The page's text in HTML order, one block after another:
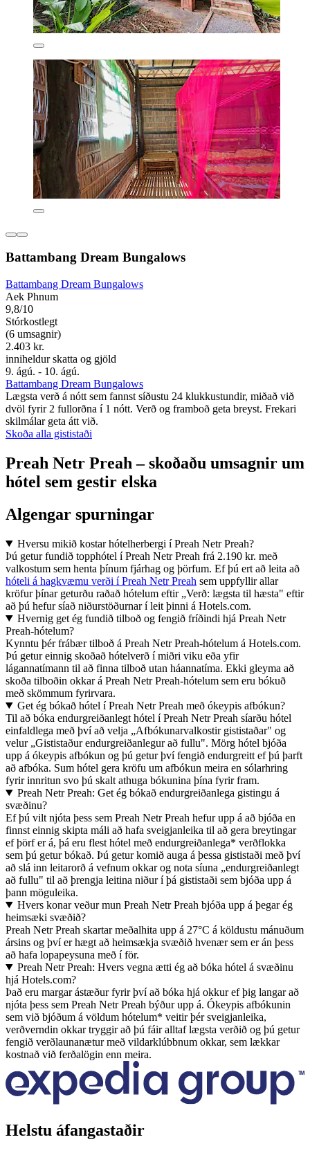
Battambang Dream Bungalows
Battambang Dream Bungalows
Aek Phnum
9,8/10
Stórkostlegt
(6 umsagnir)
2.403 kr.
inniheldur skatta og gjöld
9. ágú. - 10. ágú.
Battambang Dream Bungalows
Lægsta verð á nótt sem fannst síðustu 24 klukkustundir, miðað við
dvöl fyrir 2 fullorðna í 1 nótt. Verð og framboð geta breyst. Frekari
skilmálar geta átt við.
Skoða alla gististaði
Preah Netr Preah – skoðaðu umsagnir um
hótel sem gestir elska
Algengar spurningar
Hversu mikið kostar hótelherbergi í Preah Netr Preah?
Þú getur fundið topphótel í Preah Netr Preah frá 2.190 kr. með
valkostum sem henta þínum fjárhag og þörfum. Ef þú ert að leita að
hóteli á hagkvæmu verði í Preah Netr Preah sem uppfyllir allar
kröfur þínar geturðu raðað hótelum eftir „Verð: lægsta til hæsta" eftir
að þú hefur síað niðurstöðurnar í leit þinni á Hotels.com.
Hvernig get ég fundið tilboð og fengið fríðindi hjá Preah Netr
Preah-hótelum?
Kynntu þér frábær tilboð á Preah Netr Preah-hótelum á Hotels.com.
Þú getur einnig skoðað hótelverð í miðri viku eða yfir
lágannatímann til að finna tilboð utan háannatíma. Ekki gleyma að
skoða tilboðin okkar á Preah Netr Preah-hótelum sem eru bókuð
með skömmum fyrirvara.
Get ég bókað hótel í Preah Netr Preah með ókeypis afbókun?
Til að bóka endurgreiðanlegt hótel í Preah Netr Preah síarðu hótel
einfaldlega með því að velja „Afbókunarvalkostir gististaðar" og
velur „Gististaður endurgreiðanlegur að fullu". Mörg hótel bjóða
upp á ókeypis afbókun og þú getur því fengið endurgreitt ef þú þarft
að afbóka. Sum hótel gera kröfu um afbókun meira en sólarhring
fyrir innritun svo þú skalt athuga bókunina þína fyrir fram.
Preah Netr Preah: Get ég bókað endurgreiðanlega gistingu á
svæðinu?
Ef þú vilt njóta þess sem Preah Netr Preah hefur upp á að bjóða en
finnst einnig skipta máli að hafa sveigjanleika til að gera breytingar
ef þörf er á, þá eru flest hótel með endurgreiðanlega* verðflokka
sem þú getur bókað. Þú getur komið auga á þessa gististaði með því
að slá inn leitarorð á vefnum okkar og nota síuna „endurgreiðanlegt
að fullu" til að þrengja leitina niður í þá gististaði sem bjóða upp á
þann möguleika.
Hvers konar veður mun Preah Netr Preah bjóða upp á þegar ég
heimsæki svæðið?
Preah Netr Preah skartar meðalhita upp á 27°C á köldustu mánuðum
ársins og því er hægt að heimsækja svæðið hvenær sem er án þess
að hafa lopapeysuna með í för.
Preah Netr Preah: Hvers vegna ætti ég að bóka hótel á svæðinu
hjá Hotels.com?
Það eru margar ástæður fyrir því að bóka hjá okkur ef þig langar að
njóta þess sem Preah Netr Preah býður upp á. Ókeypis afbókunin
sem við bjóðum á völdum hótelum* veitir þér sveigjanleika,
verðverndin okkar tryggir að þú fáir alltaf lægsta verðið og þú getur
fengið verðlaunanætur með vildarklúbbnum okkar, sem lækkar
kostnað við ferðalögin enn meira.
Helstu áfangastaðir